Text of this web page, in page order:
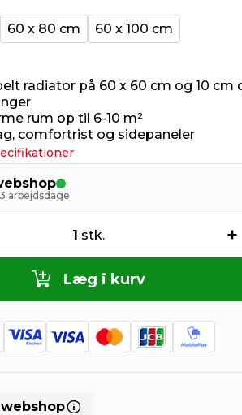
60 x 80 cm 60 x 100 cm
radiator på 60 x 60 cm og 10 cm
rum op til 6-10 m²
comfortrist og sidepaneler
arbejdsdage
1 stk. +
Læg i kurv